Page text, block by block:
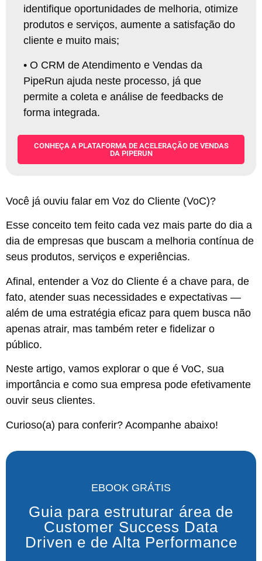
identifique oportunidades de melhoria, otimize
produtos e serviços, aumente a satisfação do
cliente e muito mais;
• O CRM de Atendimento e Vendas da
PipeRun ajuda neste processo, já que
permite a coleta e análise de feedbacks de
forma integrada.
CONHEÇA A PLATAFORMA DE ACELERAÇÃO DE VENDAS
DA PIPERUN
Você já ouviu falar em Voz do Cliente (VoC)?
Esse conceito tem feito cada vez mais parte do dia a
dia de empresas que buscam a melhoria contínua de
seus produtos, serviços e experiências.
Afinal, entender a Voz do Cliente é a chave para, de
fato, atender suas necessidades e expectativas —
além de uma estratégia eficaz para quem busca não
apenas atrair, mas também reter e fidelizar o
público.
Neste artigo, vamos explorar o que é VoC, sua
importância e como sua empresa pode efetivamente
ouvir seus clientes.
Curioso(a) para conferir? Acompanhe abaixo!
EBOOK GRÁTIS
Guia para estruturar área de
Customer Success Data
Driven e de Alta Performance